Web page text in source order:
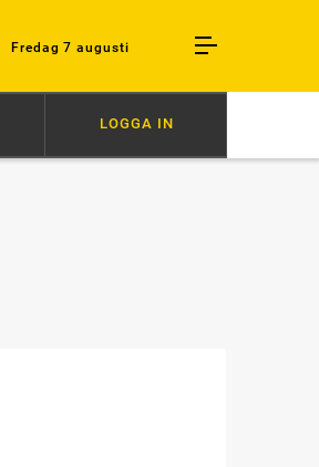
Fredag 7 augusti
VÄLFÄRD ÄR INTE FÖRHANDLINGSBAR
LOGGA IN